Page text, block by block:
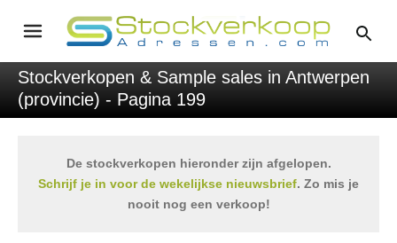
Stockverkopen & Sample sales in Antwerpen
(provincie) - Pagina 199
De stockverkopen hieronder zijn afgelopen.
Schrijf je in voor de wekelijkse nieuwsbrief. Zo mis je
nooit nog een verkoop!